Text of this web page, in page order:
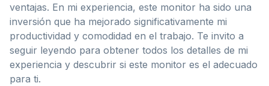
ventajas. En mi experiencia, este monitor ha sido una
inversión que ha mejorado significativamente mi
productividad y comodidad en el trabajo. Te invito a
seguir leyendo para obtener todos los detalles de mi
experiencia y descubrir si este monitor es el adecuado
para ti.